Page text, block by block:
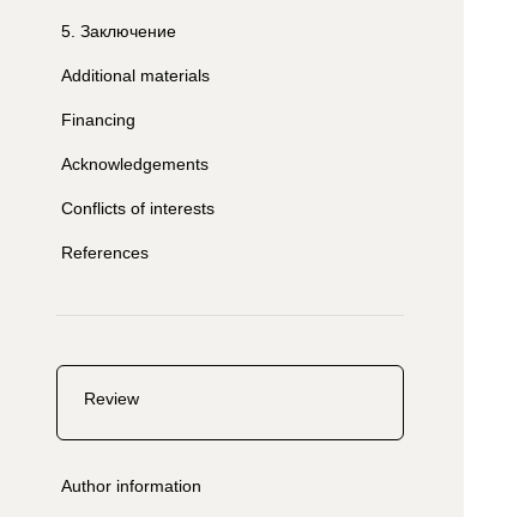
5 Заключение
Additional materials
Financing
Acknowledgements
Conflicts of interests
References
Review
Author information